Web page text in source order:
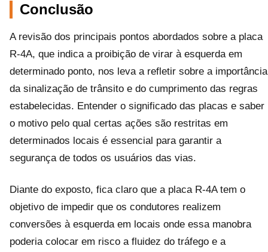
Conclusão
A revisão dos principais pontos abordados sobre a placa
R-4A, que indica a proibição de virar à esquerda em
determinado ponto, nos leva a refletir sobre a importância
da sinalização de trânsito e do cumprimento das regras
estabelecidas. Entender o significado das placas e saber
o motivo pelo qual certas ações são restritas em
determinados locais é essencial para garantir a
segurança de todos os usuários das vias.
Diante do exposto, fica claro que a placa R-4A tem o
objetivo de impedir que os condutores realizem
conversões à esquerda em locais onde essa manobra
poderia colocar em risco a fluidez do tráfego e a